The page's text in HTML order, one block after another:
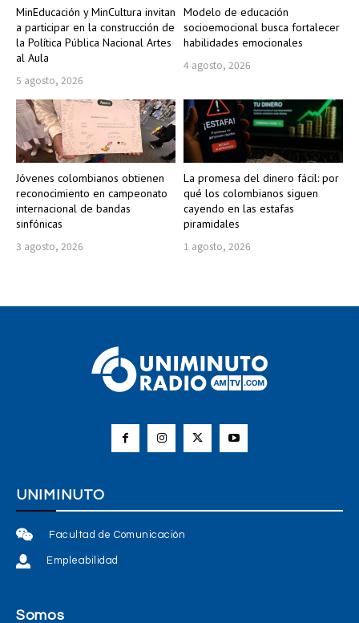
MinEducación y MinCultura invitan
a participar en la construcción de
la Política Pública Nacional Artes
al Aula
5 agosto, 2026
Modelo de educación
socioemocional busca fortalecer
habilidades emocionales
4 agosto, 2026
Jóvenes colombianos obtienen
reconocimiento en campeonato
internacional de bandas
sinfónicas
3 agosto, 2026
La promesa del dinero fácil: por
qué los colombianos siguen
cayendo en las estafas
piramidales
1 agosto, 2026
UNIMINUTO
Facultad de Comunicación
Empleabilidad
Somos